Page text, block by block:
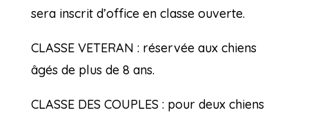
sera inscrit d’office en classe ouverte.
CLASSE VETERAN : réservée aux chiens
âgés de plus de 8 ans.
CLASSE DES COUPLES : pour deux chiens